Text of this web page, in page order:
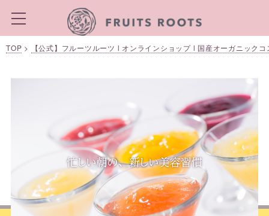
TOP > 【公式】フルーツルーツ l オンラインショップ l 国産オーガニック